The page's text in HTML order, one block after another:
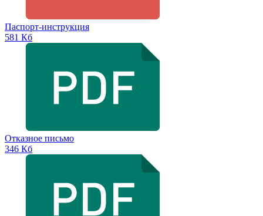
Паспорт-инструкция
581 Кб
Отказное письмо
346 Кб